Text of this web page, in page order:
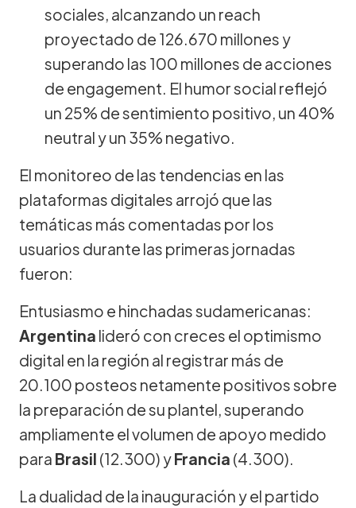
sociales, alcanzando un reach
proyectado de 126.670 millones y
superando las 100 millones de acciones
de engagement. El humor social reflejó
un 25% de sentimiento positivo, un 40%
neutral y un 35% negativo.
El monitoreo de las tendencias en las
plataformas digitales arrojó que las
temáticas más comentadas por los
usuarios durante las primeras jornadas
fueron:
Entusiasmo e hinchadas sudamericanas:
Argentina lideró con creces el optimismo
digital en la región al registrar más de
20.100 posteos netamente positivos sobre
la preparación de su plantel, superando
ampliamente el volumen de apoyo medido
para Brasil (12.300) yFrancia (4.300).
La dualidad de la inauguración y el partido